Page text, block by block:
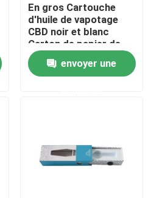
En gros Cartouche
d'huile de vapotage
CBD noir et blanc
Carton de papier de
tiroir Emballage
envoyer une